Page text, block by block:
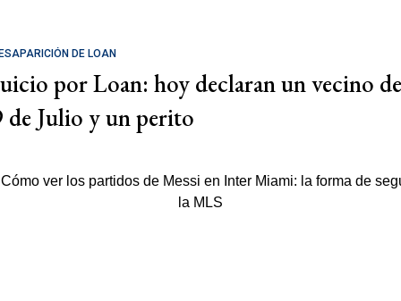
DE LOAN
por Loan: hoy declaran un vecino de
de Julio y un perito